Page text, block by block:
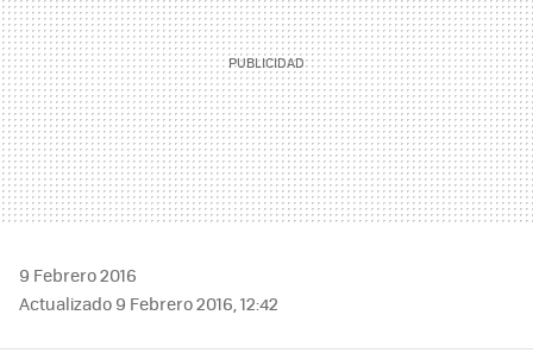
9 Febrero 2016
Actualizado 9 Febrero 2016, 12:42